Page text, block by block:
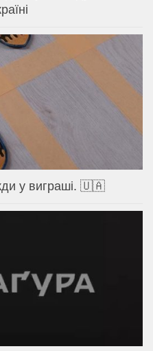
у виграші. 🇺🇦